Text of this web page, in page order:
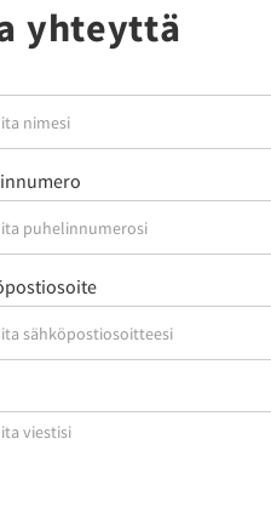
yhteyttä